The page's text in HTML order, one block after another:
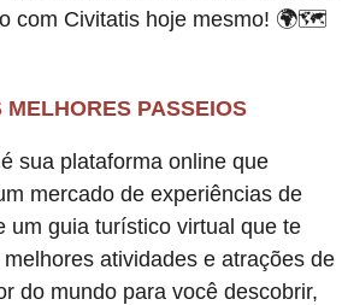
com Civitatis hoje mesmo! 🌍🗺️
MELHORES PASSEIOS
sua plataforma online que
mercado de experiências de
um guia turístico virtual que te
atividades e atrações de
do mundo para você descobrir,